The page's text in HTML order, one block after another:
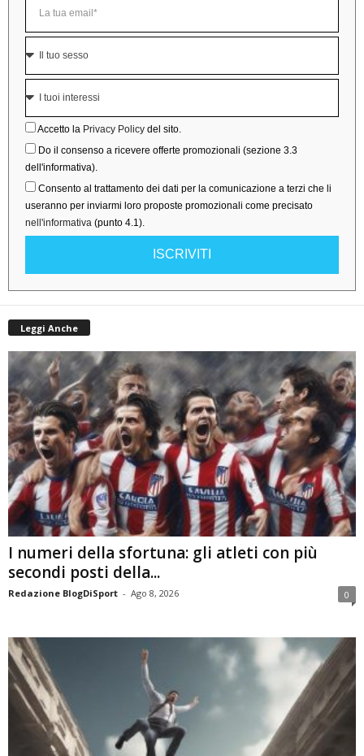
Accetto la Privacy Policy del sito.
Do il consenso a ricevere offerte promozionali (sezione 3.3
dell'informativa).
Consento al trattamento dei dati per la comunicazione a terzi che li
useranno per inviarmi loro proposte promozionali come precisato
nell'informativa (punto 4.1).
ISCRIVITI
Leggi Anche
I numeri della sfortuna: gli atleti con più
secondi posti della...
Redazione BlogDiSport - Ago 8, 2026 0